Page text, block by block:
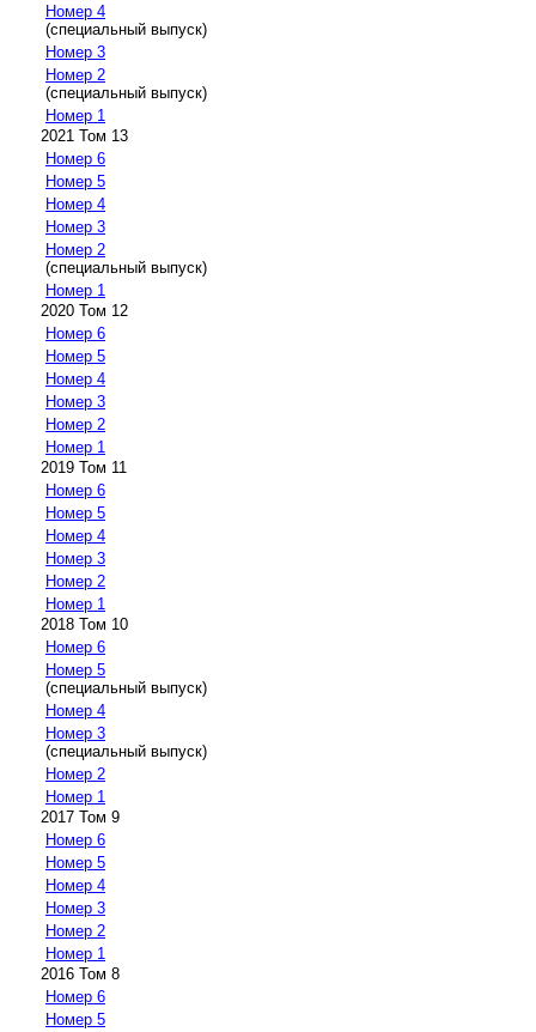
Номер 4
(специальный выпуск)
Номер 3
Номер 2
(специальный выпуск)
Номер 1
2021 Том 13
Номер 6
Номер 5
Номер 4
Номер 3
Номер 2
(специальный выпуск)
Номер 1
2020 Том 12
Номер 6
Номер 5
Номер 4
Номер 3
Номер 2
Номер 1
2019 Том 11
Номер 6
Номер 5
Номер 4
Номер 3
Номер 2
Номер 1
2018 Том 10
Номер 6
Номер 5
(специальный выпуск)
Номер 4
Номер 3
(специальный выпуск)
Номер 2
Номер 1
2017 Том 9
Номер 6
Номер 5
Номер 4
Номер 3
Номер 2
Номер 1
2016 Том 8
Номер 6
Номер 5